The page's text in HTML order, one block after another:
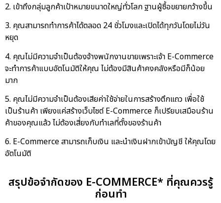
2. เข้าถึงกลุ่มลูกค้าเป้าหมายขนาดใหญ่ทั่วโลก ฐานผู้ซื้อขยายกว้างขึ้น
3. คุณสามารถทำการค้าได้ตลอด 24 ชั่วโมงและเปิดได้ทุกวันโดยไม่วัน
หยุด
4. คุณไม่มีความจำเป็นต้องจ้างพนักงานขายเพราะเจ้า E-Commerce
จะทำการค้าแบบอัตโนมัติให้คุณ ไม่ต้องมีสินค้าคงคลังหรือมีก็น้อย
มาก
5. คุณไม่มีความจำเป็นต้องเสียค่าใช้จ่ายในการสร้างตึกแถว เพื่อใช้
เป็นร้านค้า เพียงแค่สร้างเว็บไซต์ E-Commerce ก็เปรียบเสมือนร้าน
ค้าของคุณแล้ว ไม่ต้องเสี่ยงกับทำเลที่ตั้งของร้านค้า
6. E-Commerce สามารถเก็บเงิน และนำเงินฝากเข้าบัญชี ให้คุณโดย
อัตโนมัติ
สรุปข้อจำกัดของ E-COMMERCE* ที่คุณควรรู้
ก่อนทำ